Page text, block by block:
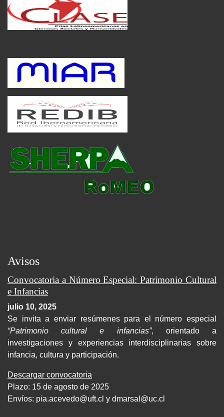
Avisos
Convocatoria a Número Especial: Patrimonio Cultural
e Infancias
julio 10, 2025
Se invita a enviar resúmenes para el número especial
“Patrimonio cultural e infancias”, orientado a
investigaciones y experiencias interdisciplinarias sobre
infancia, cultura y participación.
Descargar convocatoria
Plazo: 15 de agosto de 2025
Envíos: pia.acevedo@uft.cl y dmarsal@uc.cl